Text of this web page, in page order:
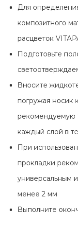
Для
композитного
расцветок
Подготовьте
Вносите
погружая носик
рекомендуемую
каждый слой в
При
прокладки
универсальным
менее 2 мм
Выполните